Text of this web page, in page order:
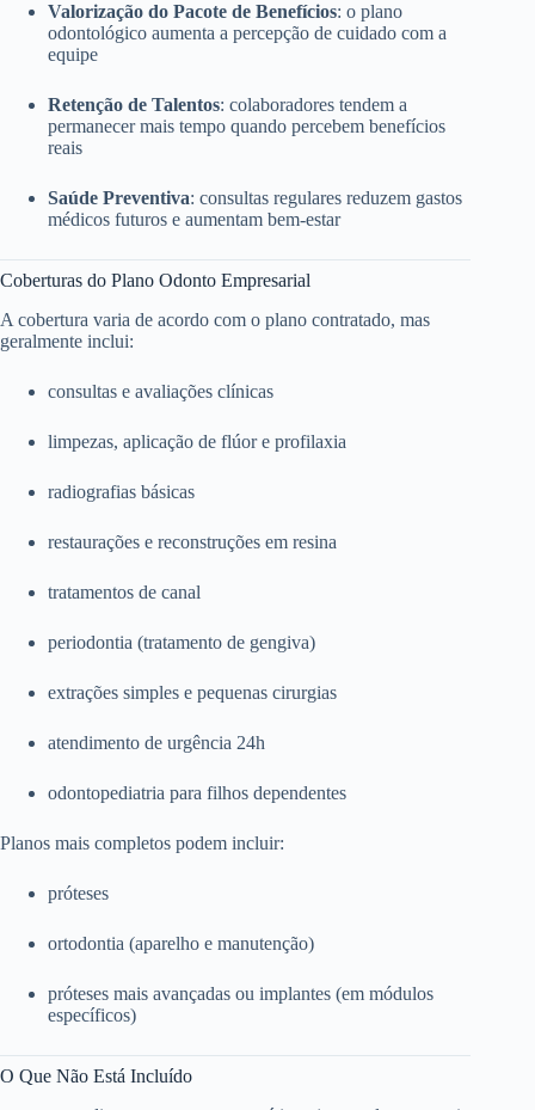
Valorização do Pacote de Benefícios: o plano
odontológico aumenta a percepção de cuidado com a
equipe
Retenção de Talentos: colaboradores tendem a
permanecer mais tempo quando percebem benefícios
reais
Saúde Preventiva: consultas regulares reduzem gastos
médicos futuros e aumentam bem-estar
Coberturas do Plano Odonto Empresarial
A cobertura varia de acordo com o plano contratado, mas
geralmente inclui:
consultas e avaliações clínicas
limpezas, aplicação de flúor e profilaxia
radiografias básicas
restaurações e reconstruções em resina
tratamentos de canal
periodontia (tratamento de gengiva)
extrações simples e pequenas cirurgias
atendimento de urgência 24h
odontopediatria para filhos dependentes
Planos mais completos podem incluir:
próteses
ortodontia (aparelho e manutenção)
próteses mais avançadas ou implantes (em módulos
específicos)
O Que Não Está Incluído